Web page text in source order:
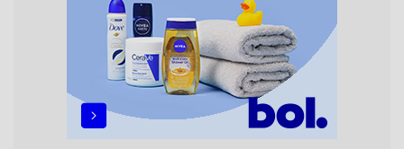
behulp van de specialisatie filter en u vindt
zoekresultaten in iedere wijk (noord, oost, zuid, west
en het centrum) van Peize.